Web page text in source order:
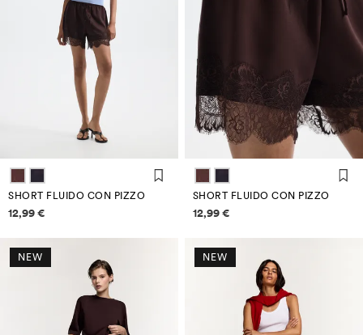
SHORT FLUIDO CON PIZZO
Informazioni sui prezzi
12,99 €
SHORT FLUIDO CON PIZZO
Informazioni sui prezzi
12,99 €
NEW NEW